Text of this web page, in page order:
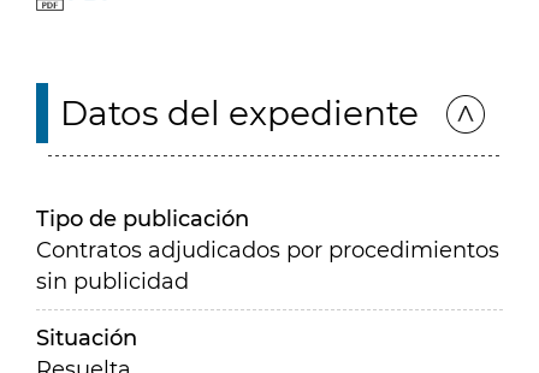
Datos del expediente
Tipo de publicación
Contratos adjudicados por procedimientos
sin publicidad
Situación